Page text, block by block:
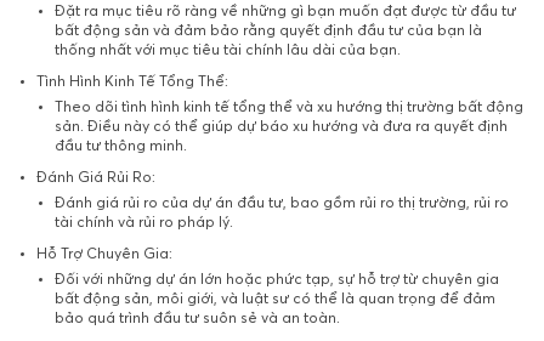
Đặt ra mục tiêu rõ ràng về những gì bạn muốn đạt được từ đầu tư
bất động sản và đảm bảo rằng quyết định đầu tư của bạn là
thống nhất với mục tiêu tài chính lâu dài của bạn.
Tình Hình Kinh Tế Tổng Thể:
Theo dõi tình hình kinh tế tổng thể và xu hướng thị trường bất động
sản. Điều này có thể giúp dự báo xu hướng và đưa ra quyết định
đầu tư thông minh.
Đánh Giá Rủi Ro:
Đánh giá rủi ro của dự án đầu tư, bao gồm rủi ro thị trường, rủi ro
tài chính và rủi ro pháp lý.
Hỗ Trợ Chuyên Gia:
Đối với những dự án lớn hoặc phức tạp, sự hỗ trợ từ chuyên gia
bất động sản, môi giới, và luật sư có thể là quan trọng để đảm
bảo quá trình đầu tư suôn sẻ và an toàn.